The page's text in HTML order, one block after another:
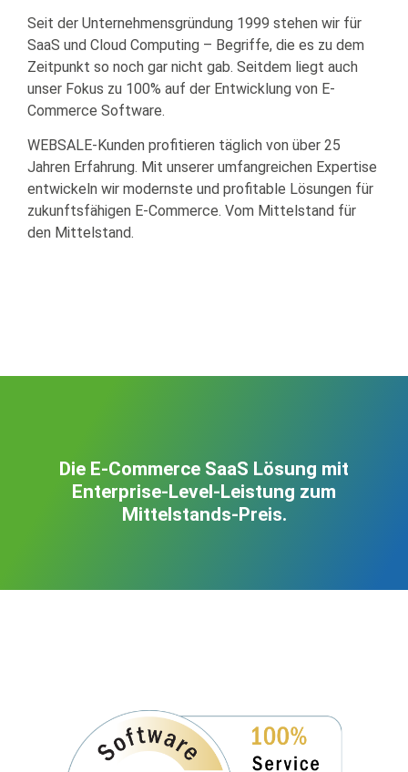
Seit der Unternehmensgründung 1999 stehen wir für
SaaS und Cloud Computing – Begriffe, die es zu dem
Zeitpunkt so noch gar nicht gab. Seitdem liegt auch
unser Fokus zu 100% auf der Entwicklung von E-
Commerce Software.
WEBSALE-Kunden profitieren täglich von über 25
Jahren Erfahrung. Mit unserer umfangreichen Expertise
entwickeln wir modernste und profitable Lösungen für
zukunftsfähigen E-Commerce. Vom Mittelstand für
den Mittelstand.
Die E-Commerce SaaS Lösung mit
Enterprise-Level-Leistung zum
Mittelstands-Preis.